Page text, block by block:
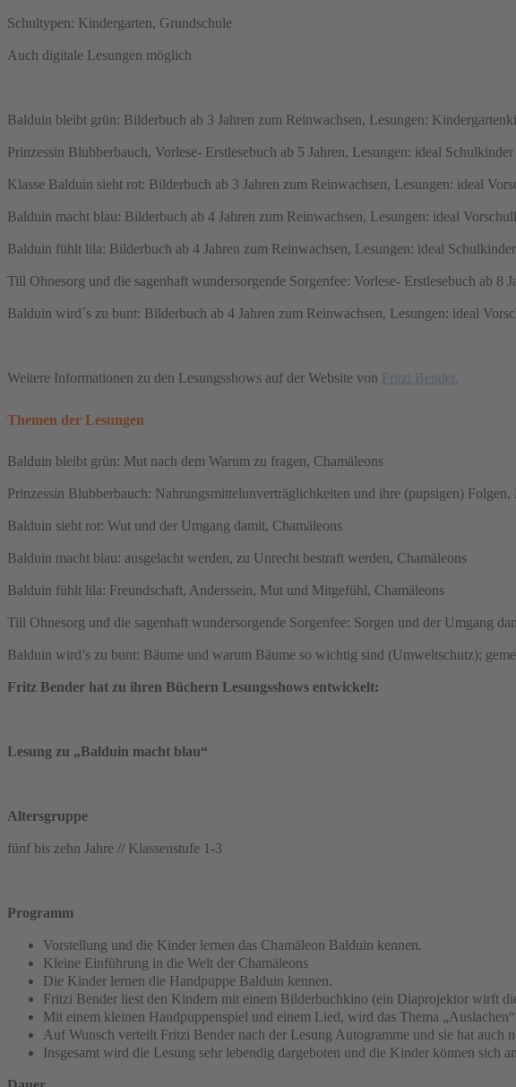
Schultypen: Kindergarten, Grundschule
Auch digitale Lesungen möglich
Balduin bleibt grün: Bilderbuch ab 3 Jahren zum Reinwachsen, Lesungen:
Prinzessin Blubberbauch, Vorlese- Erstlesebuch ab 5 Jahren, Lesungen: ideal
Klasse Balduin sieht rot: Bilderbuch ab 3 Jahren zum Reinwachsen, Lesungen: ideal
Balduin macht blau: Bilderbuch ab 4 Jahren zum Reinwachsen, Lesungen: ideal
Balduin fühlt lila: Bilderbuch ab 4 Jahren zum Reinwachsen, Lesungen: ideal
Till Ohnesorg und die sagenhaft wundersorgende Sorgenfee: Vorlese- Erstlesebuch ab 8
Balduin wird´s zu bunt: Bilderbuch ab 4 Jahren zum Reinwachsen, Lesungen: ideal
Weitere Informationen zu den Lesungsshows auf der Website von Fritzi Bender.
Themen der Lesungen
Balduin bleibt grün: Mut nach dem Warum zu fragen, Chamäleons
Prinzessin Blubberbauch: Nahrungsmittelunverträglichkeiten und ihre (pupsigen) Folgen,
Balduin sieht rot: Wut und der Umgang damit, Chamäleons
Balduin macht blau: ausgelacht werden, zu Unrecht bestraft werden, Chamäleons
Balduin fühlt lila: Freundschaft, Anderssein, Mut und Mitgefühl, Chamäleons
Till Ohnesorg und die sagenhaft wundersorgende Sorgenfee: Sorgen und der Umgang
Balduin wird’s zu bunt: Bäume und warum Bäume so wichtig sind (Umweltschutz);
Fritz Bender hat zu ihren Büchern Lesungsshows entwickelt:
Lesung zu „Balduin macht blau“
Altersgruppe
fünf bis zehn Jahre // Klassenstufe 1-3
Programm
Vorstellung und die Kinder lernen das Chamäleon Balduin kennen.
Kleine Einführung in die Welt der Chamäleons
Die Kinder lernen die Handpuppe Balduin kennen.
Fritzi Bender liest den Kindern mit einem Bilderbuchkino (ein Diaprojektor wirft
Mit einem kleinen Handpuppenspiel und einem Lied, wird das Thema
Auf Wunsch verteilt Fritzi Bender nach der Lesung Autogramme und sie hat auch
Insgesamt wird die Lesung sehr lebendig dargeboten und die Kinder können sich